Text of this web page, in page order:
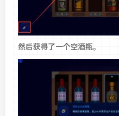
然后获得了一个空酒瓶。